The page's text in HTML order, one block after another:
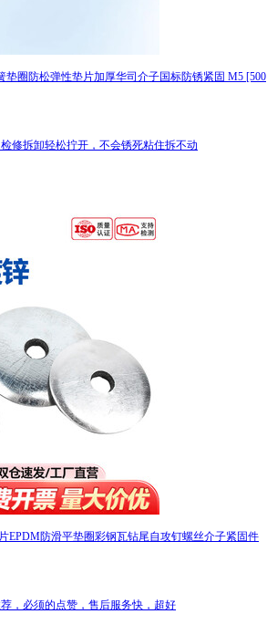
垫圈防松弹性垫片加厚华司介子国标防锈紧固 M5 [500
修拆卸轻松拧开，不会锈死粘住拆不动
EPDM防滑平垫圈彩钢瓦钻尾自攻钉螺丝介子紧固件
，必须的点赞，售后服务快，超好